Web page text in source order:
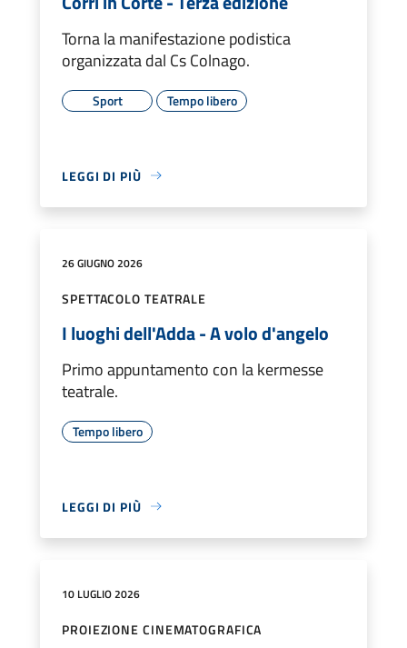
Torna la manifestazione podistica
organizzata dal Cs Colnago.
Sport Tempo libero
LEGGI DI PIÙ
26 GIUGNO 2026
SPETTACOLO TEATRALE
I luoghi dell'Adda - A volo d'angelo
Primo appuntamento con la kermesse
teatrale.
Tempo libero
LEGGI DI PIÙ
10 LUGLIO 2026
PROIEZIONE CINEMATOGRAFICA